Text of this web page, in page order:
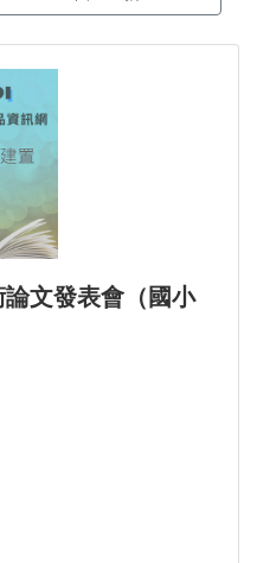
文發表會（國小